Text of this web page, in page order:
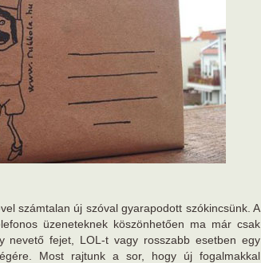
számtalan új szóval gyarapodott szókincsünk. A
üzeneteknek köszönhetően ma már csak
nevető fejet, LOL-t vagy rosszabb esetben egy
Most rajtunk a sor, hogy új fogalmakkal